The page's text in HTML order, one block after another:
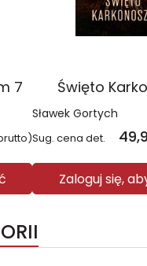
7 Święto
Sławek Gortych
Sug. cena det.
Zaloguj się,